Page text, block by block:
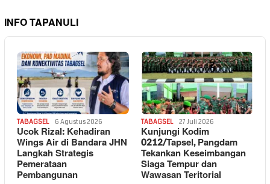
INFO TAPANULI
TABAGSEL 6 Agustus 2026
Ucok Rizal: Kehadiran
Wings Air di Bandara JHN
Langkah Strategis
Pemerataan
Pembangunan
TABAGSEL 27 Juli 2026
Kunjungi Kodim
0212/Tapsel, Pangdam
Tekankan Keseimbangan
Siaga Tempur dan
Wawasan Teritorial